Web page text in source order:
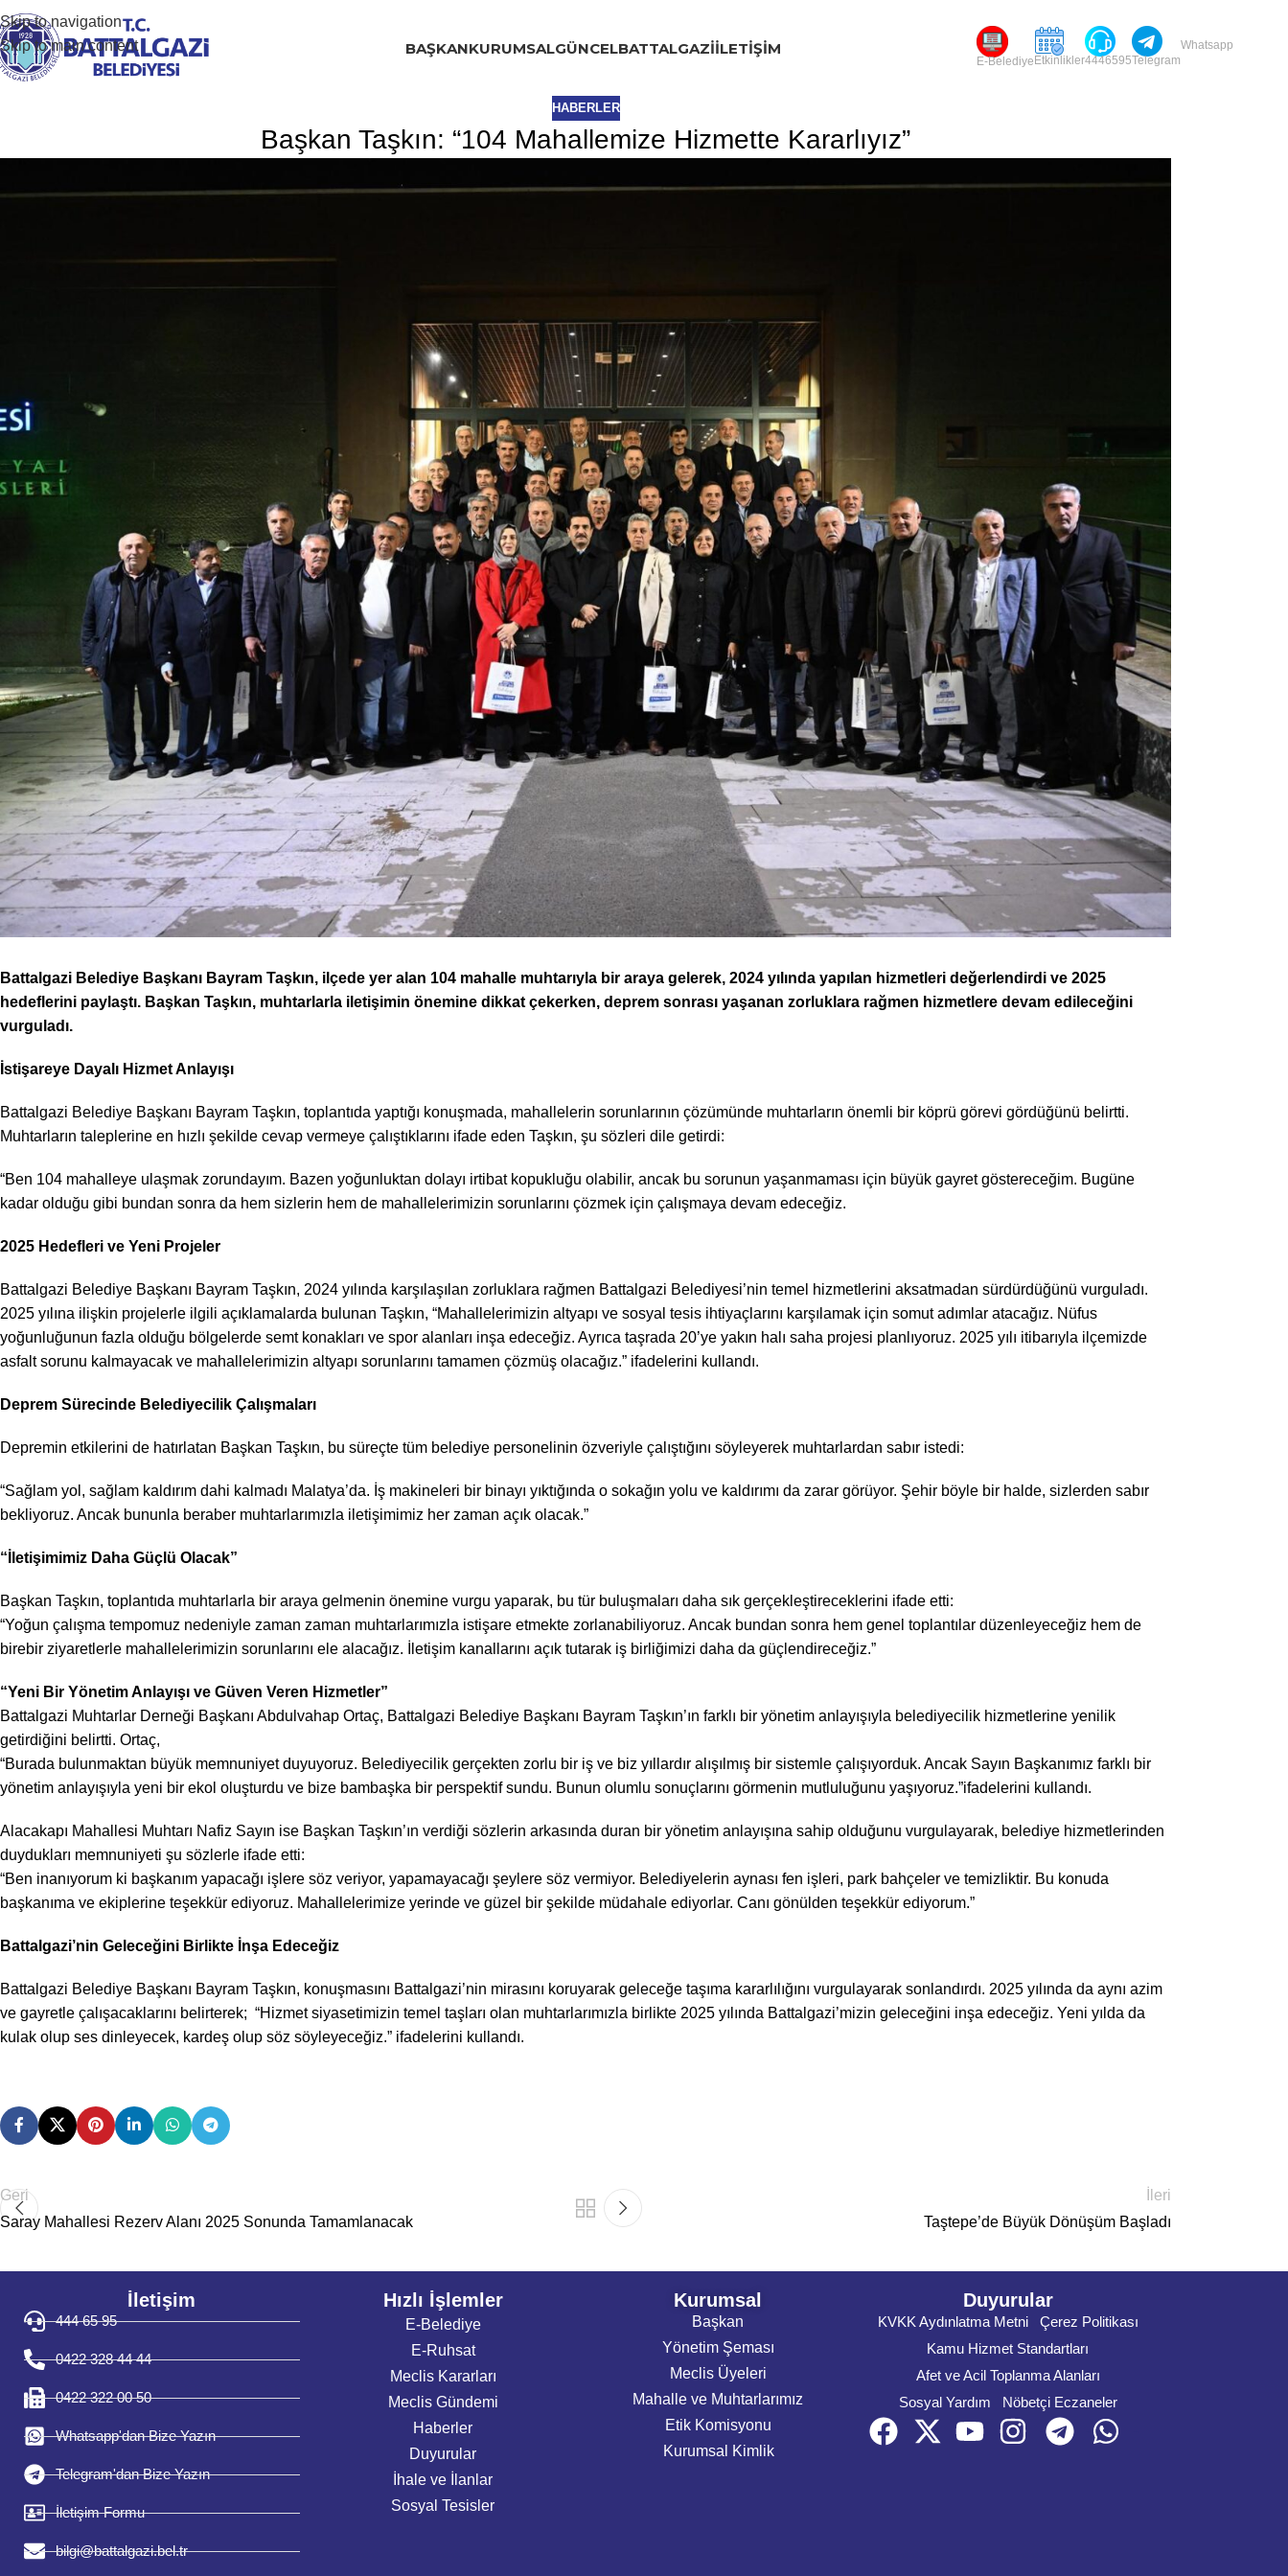
Skip to navigation
Skip to main content
BAŞKANKURUMSALGÜNCELBATTALGAZIİLETIŞIM
E-Belediye Etkinlikler4446595Telegram
Whatsapp
HABERLER
Başkan Taşkın: “104 Mahallemize Hizmette Kararlıyız”
Battalgazi Belediye Başkanı Bayram Taşkın, ilçede yer alan 104 mahalle muhtarıyla bir araya gelerek, 2024 yılında yapılan hizmetleri değerlendirdi ve 2025
hedeflerini paylaştı. Başkan Taşkın, muhtarlarla iletişimin önemine dikkat çekerken, deprem sonrası yaşanan zorluklara rağmen hizmetlere devam edileceğini
vurguladı.
İstişareye Dayalı Hizmet Anlayışı
Battalgazi Belediye Başkanı Bayram Taşkın, toplantıda yaptığı konuşmada, mahallelerin sorunlarının çözümünde muhtarların önemli bir köprü görevi gördüğünü belirtti.
Muhtarların taleplerine en hızlı şekilde cevap vermeye çalıştıklarını ifade eden Taşkın, şu sözleri dile getirdi:
“Ben 104 mahalleye ulaşmak zorundayım. Bazen yoğunluktan dolayı irtibat kopukluğu olabilir, ancak bu sorunun yaşanmaması için büyük gayret göstereceğim. Bugüne
kadar olduğu gibi bundan sonra da hem sizlerin hem de mahallelerimizin sorunlarını çözmek için çalışmaya devam edeceğiz.
2025 Hedefleri ve Yeni Projeler
Battalgazi Belediye Başkanı Bayram Taşkın, 2024 yılında karşılaşılan zorluklara rağmen Battalgazi Belediyesi’nin temel hizmetlerini aksatmadan sürdürdüğünü vurguladı.
2025 yılına ilişkin projelerle ilgili açıklamalarda bulunan Taşkın, “Mahallelerimizin altyapı ve sosyal tesis ihtiyaçlarını karşılamak için somut adımlar atacağız. Nüfus
yoğunluğunun fazla olduğu bölgelerde semt konakları ve spor alanları inşa edeceğiz. Ayrıca taşrada 20’ye yakın halı saha projesi planlıyoruz. 2025 yılı itibarıyla ilçemizde
asfalt sorunu kalmayacak ve mahallelerimizin altyapı sorunlarını tamamen çözmüş olacağız.” ifadelerini kullandı.
Deprem Sürecinde Belediyecilik Çalışmaları
Depremin etkilerini de hatırlatan Başkan Taşkın, bu süreçte tüm belediye personelinin özveriyle çalıştığını söyleyerek muhtarlardan sabır istedi:
“Sağlam yol, sağlam kaldırım dahi kalmadı Malatya’da. İş makineleri bir binayı yıktığında o sokağın yolu ve kaldırımı da zarar görüyor. Şehir böyle bir halde, sizlerden sabır
bekliyoruz. Ancak bununla beraber muhtarlarımızla iletişimimiz her zaman açık olacak.”
“İletişimimiz Daha Güçlü Olacak”
Başkan Taşkın, toplantıda muhtarlarla bir araya gelmenin önemine vurgu yaparak, bu tür buluşmaları daha sık gerçekleştireceklerini ifade etti:
“Yoğun çalışma tempomuz nedeniyle zaman zaman muhtarlarımızla istişare etmekte zorlanabiliyoruz. Ancak bundan sonra hem genel toplantılar düzenleyeceğiz hem de
birebir ziyaretlerle mahallelerimizin sorunlarını ele alacağız. İletişim kanallarını açık tutarak iş birliğimizi daha da güçlendireceğiz.”
“Yeni Bir Yönetim Anlayışı ve Güven Veren Hizmetler”
Battalgazi Muhtarlar Derneği Başkanı Abdulvahap Ortaç, Battalgazi Belediye Başkanı Bayram Taşkın’ın farklı bir yönetim anlayışıyla belediyecilik hizmetlerine yenilik
getirdiğini belirtti. Ortaç,
“Burada bulunmaktan büyük memnuniyet duyuyoruz. Belediyecilik gerçekten zorlu bir iş ve biz yıllardır alışılmış bir sistemle çalışıyorduk. Ancak Sayın Başkanımız farklı bir
yönetim anlayışıyla yeni bir ekol oluşturdu ve bize bambaşka bir perspektif sundu. Bunun olumlu sonuçlarını görmenin mutluluğunu yaşıyoruz.”ifadelerini kullandı.
Alacakapı Mahallesi Muhtarı Nafiz Sayın ise Başkan Taşkın’ın verdiği sözlerin arkasında duran bir yönetim anlayışına sahip olduğunu vurgulayarak, belediye hizmetlerinden
duydukları memnuniyeti şu sözlerle ifade etti:
“Ben inanıyorum ki başkanım yapacağı işlere söz veriyor, yapamayacağı şeylere söz vermiyor. Belediyelerin aynası fen işleri, park bahçeler ve temizliktir. Bu konuda
başkanıma ve ekiplerine teşekkür ediyoruz. Mahallelerimize yerinde ve güzel bir şekilde müdahale ediyorlar. Canı gönülden teşekkür ediyorum.”
Battalgazi’nin Geleceğini Birlikte İnşa Edeceğiz
Battalgazi Belediye Başkanı Bayram Taşkın, konuşmasını Battalgazi’nin mirasını koruyarak geleceğe taşıma kararlılığını vurgulayarak sonlandırdı. 2025 yılında da aynı azim
ve gayretle çalışacaklarını belirterek; “Hizmet siyasetimizin temel taşları olan muhtarlarımızla birlikte 2025 yılında Battalgazi’mizin geleceğini inşa edeceğiz. Yeni yılda da
kulak olup ses dinleyecek, kardeş olup söz söyleyeceğiz.” ifadelerini kullandı.
Geri
Saray Mahallesi Rezerv Alanı 2025 Sonunda Tamamlanacak
İleri
Taştepe’de Büyük Dönüşüm Başladı
İletişim
444 65 95
0422 328 44 44
0422 322 00 50
Whatsapp'dan Bize Yazın
Telegram'dan Bize Yazın
İletişim Formu
bilgi@battalgazi.bel.tr
Hızlı İşlemler
E-Belediye
E-Ruhsat
Meclis Kararları
Meclis Gündemi
Haberler
Duyurular
İhale ve İlanlar
Sosyal Tesisler
Kurumsal
Başkan
Yönetim Şeması
Meclis Üyeleri
Mahalle ve Muhtarlarımız
Etik Komisyonu
Kurumsal Kimlik
Duyurular
KVKK Aydınlatma Metni
Çerez Politikası
Kamu Hizmet Standartları
Afet ve Acil Toplanma Alanları
Sosyal Yardım
Nöbetçi Eczaneler